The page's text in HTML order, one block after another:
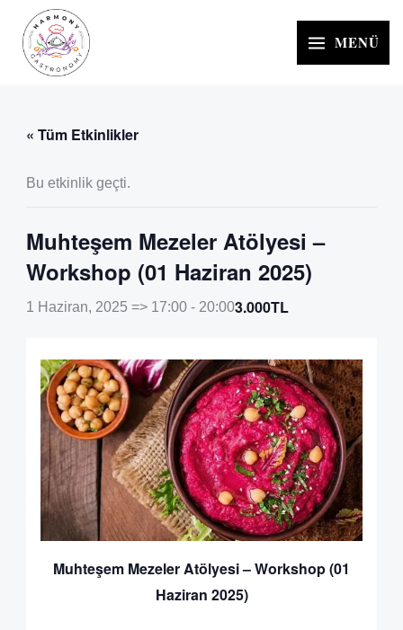
İçeriğe
MENÜ
« Tüm Etkinlikler
Bu etkinlik geçti.
Muhteşem Mezeler Atölyesi –
Workshop (01 Haziran 2025)
1 Haziran, 2025 => 17:00- 20:003.000TL
Muhteşem Mezeler Atölyesi – Workshop (01
Haziran 2025)